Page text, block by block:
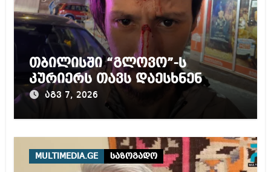
თბილისში “გლოვო”-ს
კურიერს თავს დაესხნენ
აგვ 7, 2026
MULTIMEDIA.GE საზოგადო